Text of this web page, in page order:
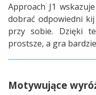
Approach J1
dobrać odpowiedni
przy sobie. Dzięki
prostsze, a gra
Motywujące